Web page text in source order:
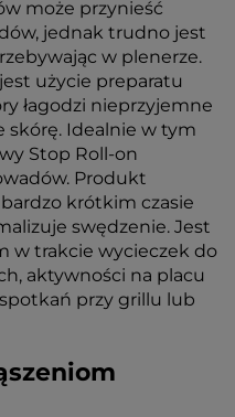
może przynieść
jednak trudno jest
w plenerze.
użycie preparatu
łagodzi nieprzyjemne
skórę. Idealnie w tym
Stop Roll-on
Produkt
krótkim czasie
swędzenie. Jest
w trakcie wycieczek do
aktywności na placu
przy grillu lub